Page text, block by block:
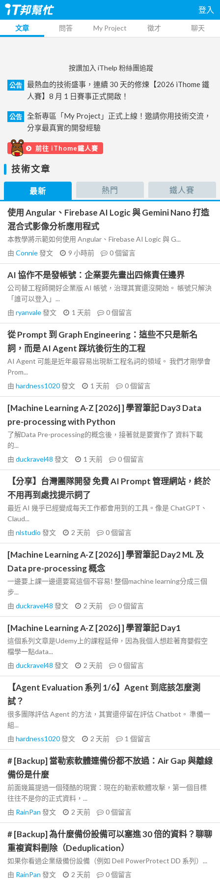
登入
文章 問答 My Project 徵才 聊天
按讚加入 iThelp 粉絲團追蹤
公告
最熱血的技術盛事，連續 30 天的修煉【2026 iThome 鐵
人賽】8 月 1 日賽事正式開啟！
公告
全新專區「My Project」正式上線！邀請你用技術交流，
分享最真實的開發經驗
前往 iThome鐵人賽
技術文章
最新 熱門 鐵人賽
使用 Angular、Firebase AI Logic 與 Gemini Nano 打造
混合式影像分析應用程式
本教學將示範如何使用 Angular、Firebase AI Logic 與 G...
由 Connie發文 9 小時前 0個留言
AI 協作不是發帳號：企業要先畫出四條責任邊界
公司替工程師開好企業版 AI 帳號，治理其實還沒開始。 帳號只解決
「誰可以登入」...
由 ryanvale發文 1 天前 0個留言
從 Prompt 到 Graph Engineering：這些不只是新名
詞，而是 AI Agent 踩坑後衍生的工程
AI Agent 可能是近年最容易出現新工程名詞的領域。 我們才剛學會
Prom...
由 hardness1020發文 1 天前 0個留言
[Machine Learning A-Z [2026] ] 學習筆記 Day3 Data
pre-processing with Python
了解Data Pre-processing的概念後，接著就是要實作了 資料下載
的...
由 duckravel48 發文 1 天前 0個留言
【分享】台灣團隊開發 免費 AI Prompt 管理網站，終於
不用再到處找提示詞了
最近 AI 幾乎已經變成每天工作都會用到的工具。像是 ChatGPT、
Claud...
由 nlstudio 發文 2 天前 0個留言
[Machine Learning A-Z [2026] ] 學習筆記 Day2 ML 及
Data pre-processing 概念
一邊要上課一邊還要寫這個不容易! 整個machine learning分成三個
步...
由 duckravel48 發文 2 天前 0個留言
[Machine Learning A-Z [2026] ] 學習筆記 Day1
這個系列文章是Udemy上的課程延伸，因為我個人想趁著育嬰假空
檔學一點data...
由 duckravel48 發文 2 天前 0個留言
【Agent Evaluation 系列 1/6】Agent 到底該怎麼測
試？
很多團隊評估 Agent 的方法，其實還停留在評估 Chatbot。 準備一
組...
由 hardness1020發文 2 天前 1 個留言
# [Backup] 當勒索軟體連備份都不放過：Air Gap 與離線
備份是什麼
前面幾篇提過一個殘酷的現實：現在的勒索軟體攻擊，第一個目標
往往不是你的正式資料，...
由 RainPan 發文 2 天前 0個留言
# [Backup] 為什麼備份設備可以塞進 30 倍的資料？聊聊
重複資料刪除（Deduplication）
如果你看過企業級備份設備（例如 Dell PowerProtect DD 系列）...
由 RainPan 發文 2 天前 0個留言